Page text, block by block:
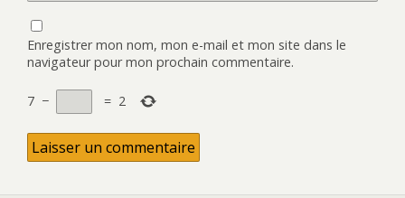
Enregistrer mon nom, mon e-mail et mon site dans le
navigateur pour mon prochain commentaire.
7 − = 2